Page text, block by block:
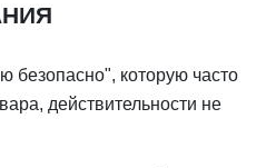
безопасно", которую часто
действительности не